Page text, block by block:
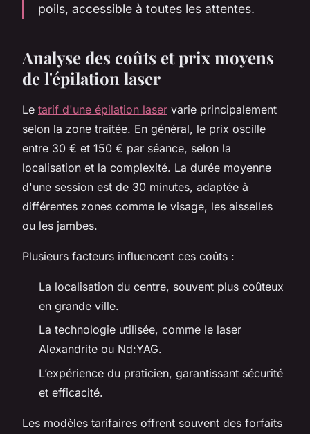
poils, accessible à toutes les attentes.
Analyse des coûts et prix moyens
de l'épilation laser
Le tarif d'une épilation laser varie principalement
selon la zone traitée. En général, le prix oscille
entre 30 € et 150 € par séance, selon la
localisation et la complexité. La durée moyenne
d'une session est de 30 minutes, adaptée à
différentes zones comme le visage, les aisselles
ou les jambes.
Plusieurs facteurs influencent ces coûts :
La localisation du centre, souvent plus coûteux
en grande ville.
La technologie utilisée, comme le laser
Alexandrite ou Nd:YAG.
L’expérience du praticien, garantissant sécurité
et efficacité.
Les modèles tarifaires offrent souvent des forfaits